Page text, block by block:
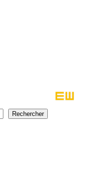
Rechercher